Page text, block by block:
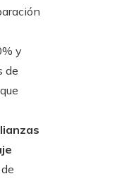
y
de